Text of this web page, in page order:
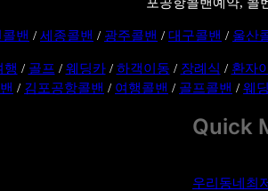
밴 / 세종콜밴 / 광주콜밴 / 대구콜밴 / 울산
행 / 골프 / 웨딩카/ 하객이동 / 장례식 / 환자
/ 김포공항콜밴 / 여행콜밴 / 골프콜밴 / 웨
Quick
우리동네최